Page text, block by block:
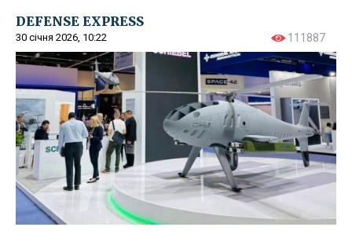
DEFENSE EXPRESS
30 січня 2026, 10:22 111887